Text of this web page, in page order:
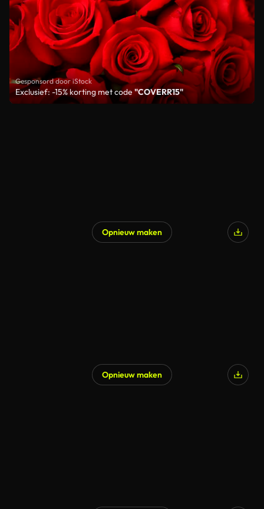
Gesponsord door iStock
Exclusief: -15% korting met code "COVERR15"
Opnieuw maken
Opnieuw maken